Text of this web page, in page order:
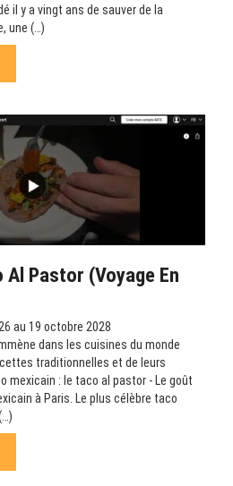
il y a vingt ans de sauver de la
une (…)
Al Pastor (Voyage En
au 19 octobre 2028
dans les cuisines du monde
traditionnelles et de leurs
mexicain : le taco al pastor - Le goût
à Paris. Le plus célèbre taco